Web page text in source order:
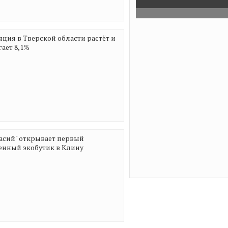
в Тверской области растёт и
8,1%
открывает первый
экобутик в Клину
18:21Общественность